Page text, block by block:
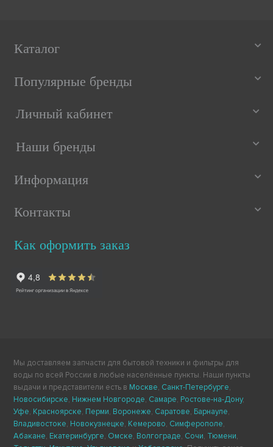
Каталог
Популярные бренды
Личный кабинет
Наши бренды
Информация
Контакты
Как оформить заказ
Мы доставляем запчасти для бытовой техники и фильтры для
воды по всей России в любые населённые пункты. Наши пункты
выдачи и представители есть в Москве, Санкт-Петербурге,
Новосибирске, Нижнем Новгороде, Самаре, Ростове-на-Дону,
Уфе, Красноярске, Перми, Воронеже, Саратове, Барнауле,
Владивостоке, Новокузнецке, Кемерово, Симферополе,
Абакане, Екатеринбурге, Омске, Волгограде, Сочи, Тюмени,